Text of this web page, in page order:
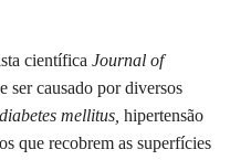
científica Journal of
ser causado por diversos
diabetes mellitus, hipertensão
que recobrem as superfícies